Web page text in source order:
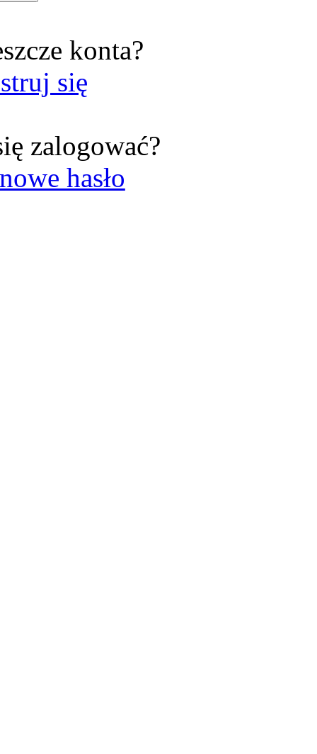
konta?
się
zalogować?
hasło